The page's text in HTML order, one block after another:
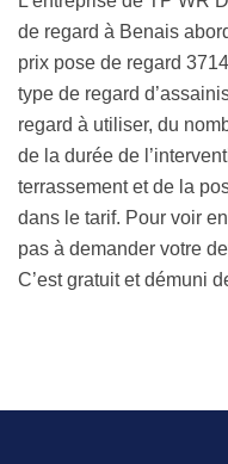
de regard à Benais
prix pose de regard
type de regard
regard à utiliser, du
de la durée de
terrassement et de la
dans le tarif. Pour voir
pas à demander votre
C’est gratuit et démuni